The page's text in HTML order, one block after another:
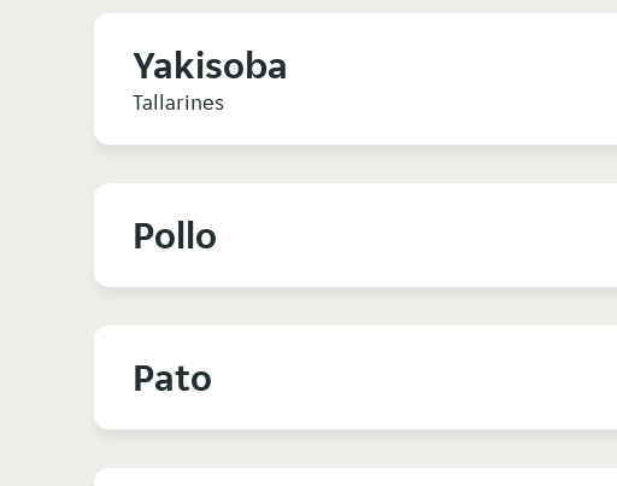
Yakisoba
Tallarines
Pollo
Pato